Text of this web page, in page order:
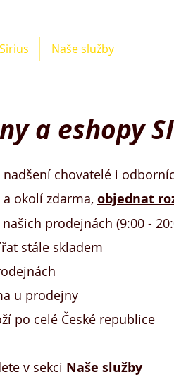
Sirius Naše služby
a eshopy
chovatelé i
okolí zdarma, objednat
prodejnách (9:00 -
stále skladem
u prodejny
po celé České republice
v sekci Naše služby